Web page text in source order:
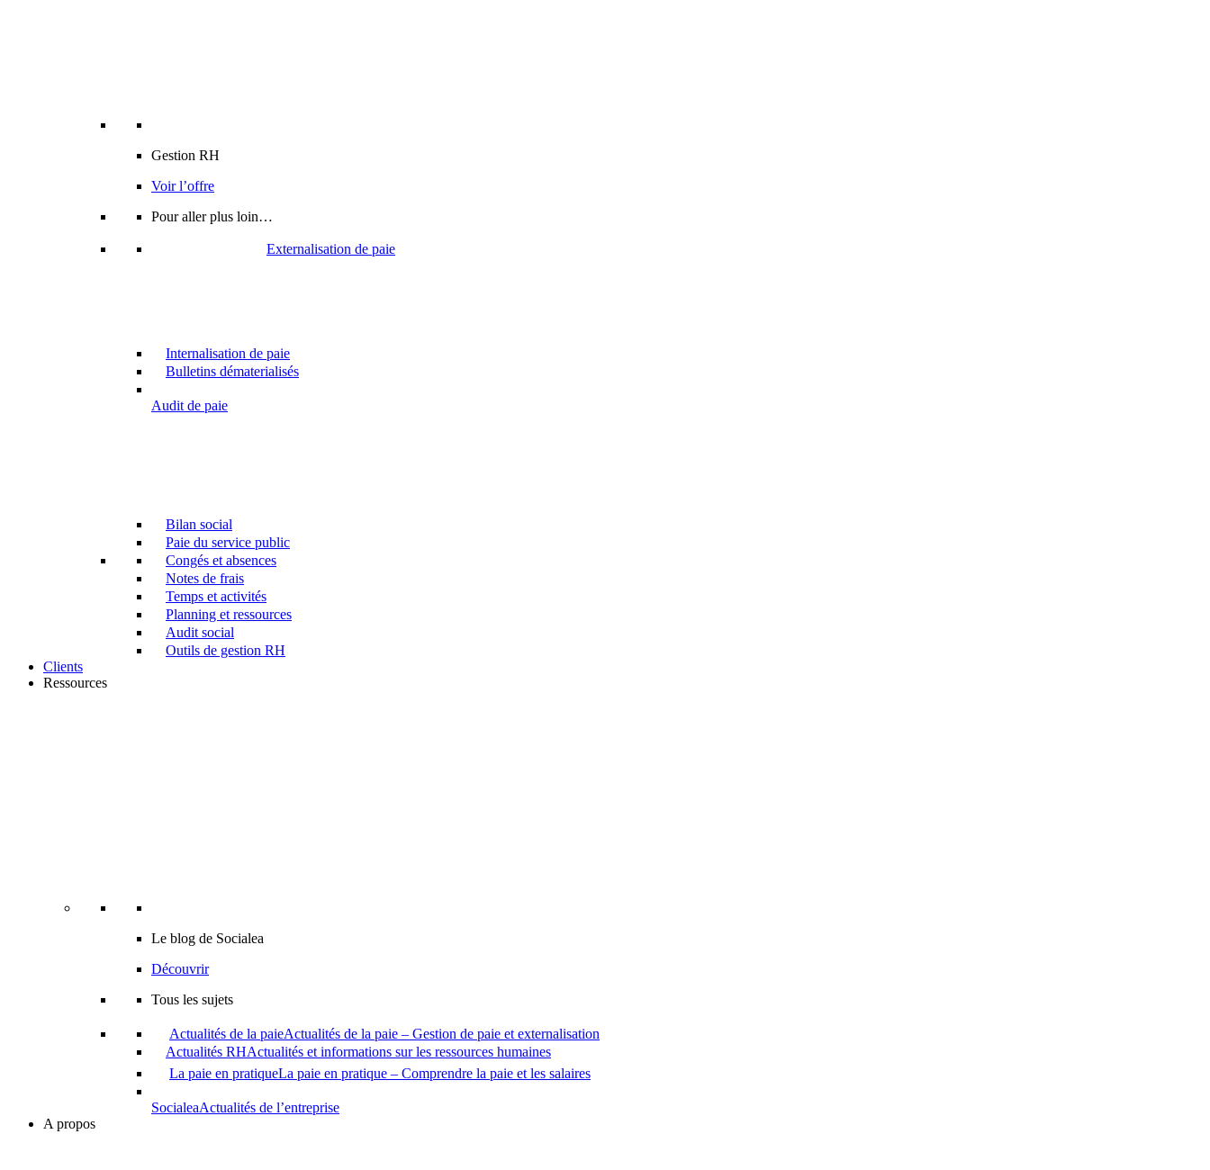
Gestion RH
Voir l’offre
Pour aller plus loin…
Externalisation de paie
Internalisation de paie
Bulletins dématerialisés
Audit de paie
Bilan social
Paie du service public
Congés et absences
Notes de frais
Temps et activités
Planning et ressources
Audit social
Outils de gestion RH
Clients
Ressources
Le blog de Socialea
Découvrir
Tous les sujets
Actualités de la paieActualités de la paie – Gestion de paie et externalisation
Actualités RHActualités et informations sur les ressources humaines
La paie en pratiqueLa paie en pratique – Comprendre la paie et les salaires
SocialeaActualités de l’entreprise
A propos